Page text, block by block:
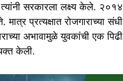
त्यांनी सरकारला लक्ष्य केले. २०१४
प्रत्यक्षात रोजगाराच्या
अभावामुळे युवकांची एक
केली.